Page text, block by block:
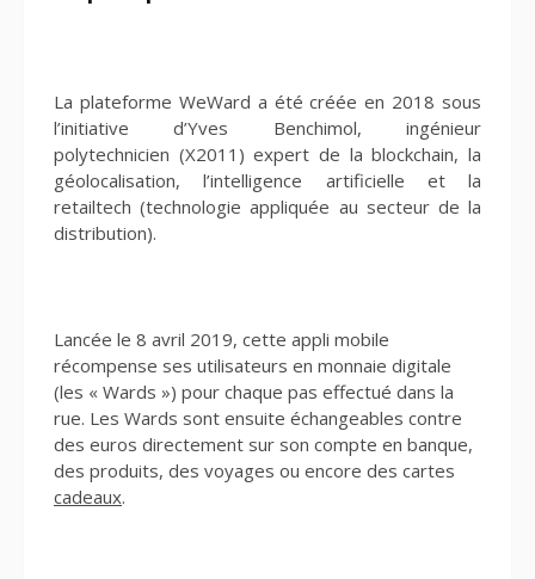
La plateforme WeWard a été créée en 2018 sous
l’initiative d’Yves Benchimol, ingénieur
polytechnicien (X2011) expert de la blockchain, la
géolocalisation, l’intelligence artificielle et la
retailtech (technologie appliquée au secteur de la
distribution).
Lancée le 8 avril 2019, cette appli mobile
récompense ses utilisateurs en monnaie digitale
(les « Wards ») pour chaque pas effectué dans la
rue. Les Wards sont ensuite échangeables contre
des euros directement sur son compte en banque,
des produits, des voyages ou encore des cartes
cadeaux.